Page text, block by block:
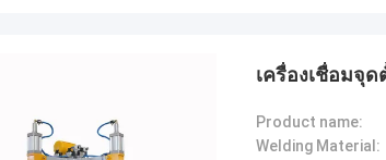
เครื่องเชื่อมจุด
Product name:
Welding Material: